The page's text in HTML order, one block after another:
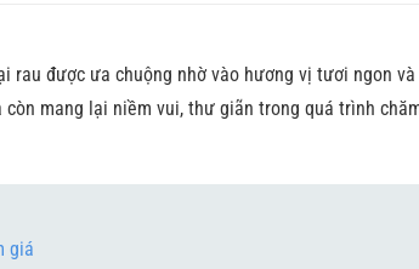
rau được ưa chuộng nhờ vào hương vị tươi ngon
còn mang lại niềm vui, thư giãn trong quá trình
giá